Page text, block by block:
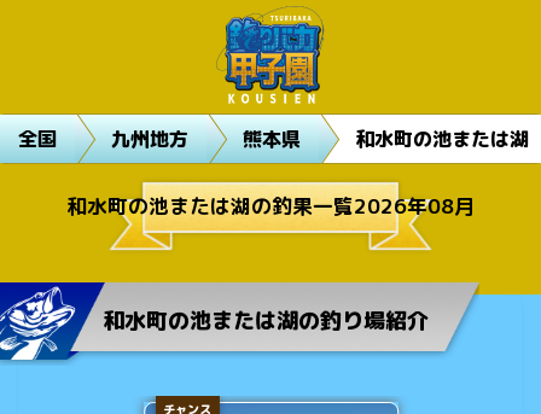
全国 九州地方 熊本県 和水町の池または湖
和水町の池または湖の釣果一覧2026年08月
和水町の池または湖の釣り場紹介
チャンス